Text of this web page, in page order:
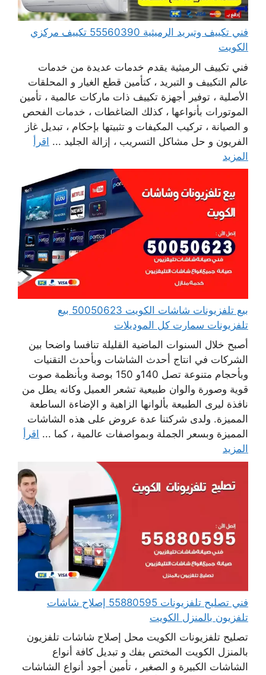
فني تكييف وتبريد الرميثية 55560390 تكييف مركزي
الكويت
فني تكييف الرميثية يقدم خدمات عديدة من خدمات
عالم التكييف و التبريد ، كتأمين قطع الغيار و المحلقات
الأصلية ، توفير أجهزة تكييف ذات ماركات عالمية ، تأمين
الموتورات بأنواعها ، كذلك الضاغطات ، خدمات الفحص
و الصيانة ، تركيب المكيفات و تثبيتها بإحكام ، تبديل غاز
الفريون و حل مشاكل التسريب ، إزالة الجليد ... اقرأ
المزيد
بيع تلفزيونات شاشات الكويت 50050623 بيع
تلفزيونات سمارت كل الموديلات
أصبح خلال السنوات الماضية القليلة تنافسا واضحا بين
الشركات في انتاج أحدث الشاشات وبأحدث التقنيات
وبأحجام متنوعة تصل 140و 150 بوصة وبأنظمة صوت
قوية وصورة والوان طبيعية تشعر العميل وكانه يطل من
نافذة ليرى الطبيعة بألوانها الزاهية و الإضاءة الساطعة
المميزة. ولدى شركتنا عدة عروض على هذه الشاشات
المميزة وبسعر الجملة وبمواصفات عالمية ، كما ... اقرأ
المزيد
فني تصليح تلفزيونات 55880595 إصلاح شاشات
تلفزيون بالمنزل الكويت
تصليح تلفزيونات الكويت محل إصلاح شاشات تلفزيون
بالمنزل الكويت المختص بفك و تبديل كافة أنواع
الشاشات الكبيرة و الصغير ، تأمين أجود أنواع الشاشات